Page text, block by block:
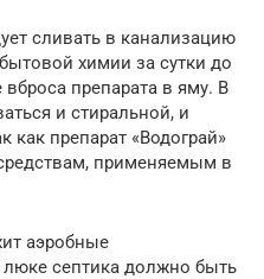
сливать в канализацию
химии за сутки до
препарата в яму. В
и стиральной, и
препарат «Водограй»
применяемым в
аэробные
септика должно быть